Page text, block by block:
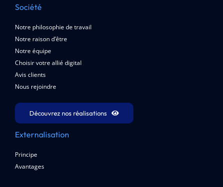
Société
Notre philosophie de travail
Notre raison d’être
Notre équipe
Choisir votre allié digital
Avis clients
Nous rejoindre
Découvrez nos réalisations
Externalisation
Principe
Avantages